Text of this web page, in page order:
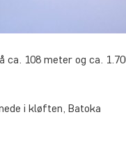
ca. 108 meter og ca.
i kløften, Batoka